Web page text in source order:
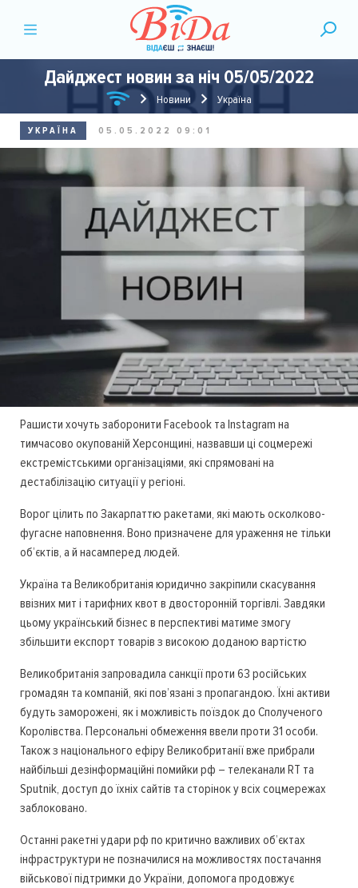
Дайджест новин за ніч 05/05/2022
Новини Україна
УКРАЇНА 05.05.2022 09:01
Рашисти хочуть заборонити Facebook та Instagram на
тимчасово окупованій Херсонщині, назвавши ці соцмережі
екстремістськими організаціями, які спрямовані на
дестабілізацію ситуації у регіоні.
Ворог цілить по Закарпаттю ракетами, які мають осколково-
фугасне наповнення. Воно призначене для ураження не тільки
об’єктів, а й насамперед людей.
Україна та Великобританія юридично закріпили скасування
ввізних мит і тарифних квот в двосторонній торгівлі. Завдяки
цьому український бізнес в перспективі матиме змогу
збільшити експорт товарів з високою доданою вартістю
Великобританія запровадила санкції проти 63 російських
громадян та компаній, які пов’язані з пропагандою. Їхні активи
будуть заморожені, як і можливість поїздок до Сполученого
Королівства. Персональні обмеження ввели проти 31 особи.
Також з національного ефіру Великобританії вже прибрали
найбільші дезінформаційні помийки рф – телеканали RT та
Sputnik, доступ до їхніх сайтів та сторінок у всіх соцмережах
заблоковано.
Останні ракетні удари рф по критично важливих об’єктах
інфраструктури не позначилися на можливостях постачання
військової підтримки до України, допомога продовжує